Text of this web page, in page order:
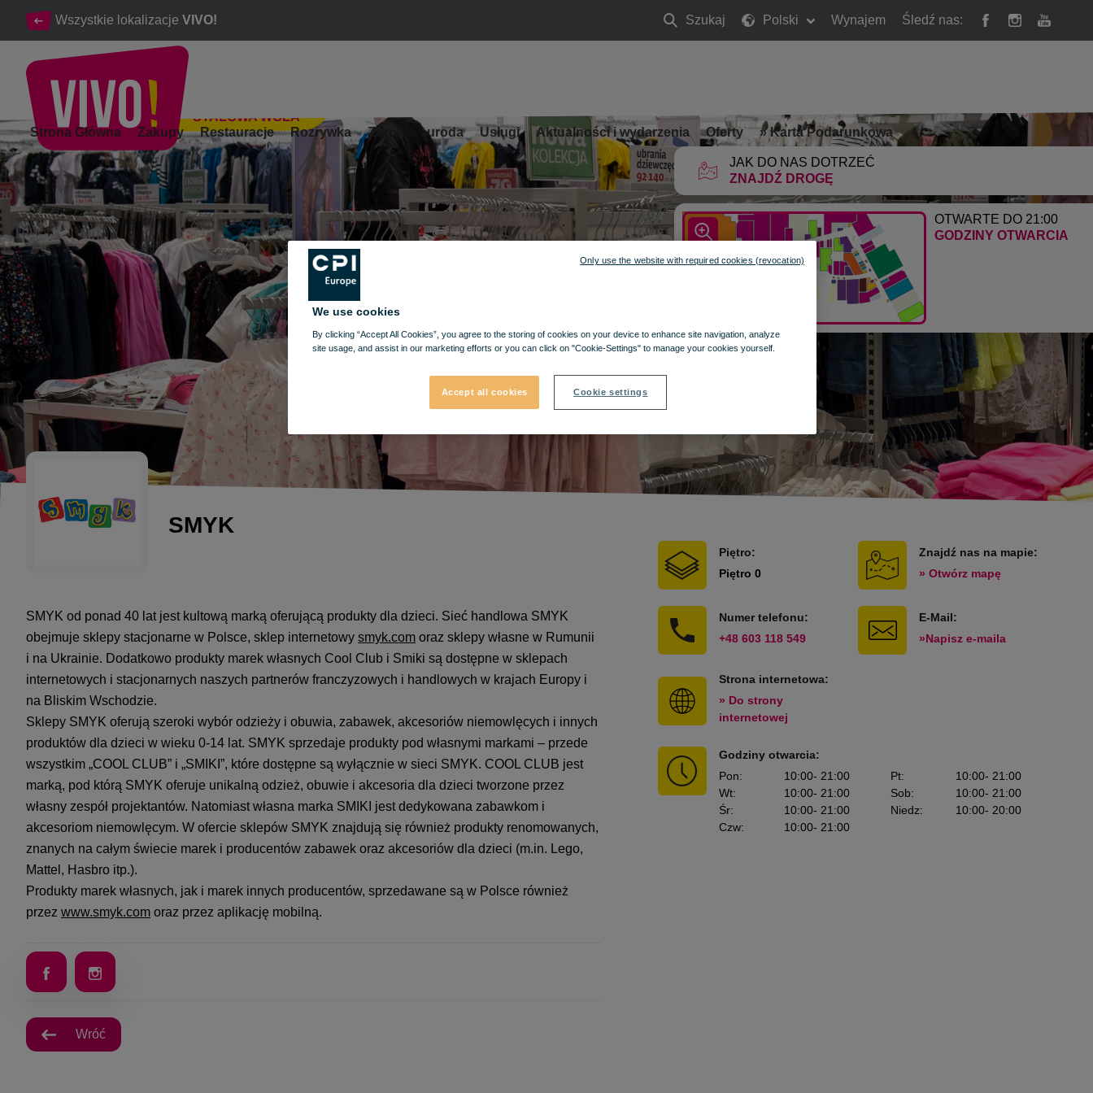
Wszystkie lokalizacje VIVO! Szukaj
Szukaj
Polski Wynajem Śledź nas:
JAK DO NAS DOTRZEĆ
ZNAJDŹ DROGĘ
OTWARTE DO 21:00
GODZINY OTWARCIA
Stalowa Wola
STALOWA WOLA
Strona Główna Zakupy Restauracje Rozrywka Zdrowie i uroda Usługi Aktualności i wydarzenia Oferty »Karta Podarunkowa
Zabawki i akcesoria dla dzieci | Artykuły szkolne
SMYK
SMYK od ponad 40 lat jest kultową marką oferującą produkty dla dzieci. Sieć handlowa SMYK
obejmuje sklepy stacjonarne w Polsce, sklep internetowy smyk.com oraz sklepy własne w Rumunii
i na Ukrainie. Dodatkowo produkty marek własnych Cool Club i Smiki są dostępne w sklepach
internetowych i stacjonarnych naszych partnerów franczyzowych i handlowych w krajach Europy i
na Bliskim Wschodzie.
Sklepy SMYK oferują szeroki wybór odzieży i obuwia, zabawek, akcesoriów niemowlęcych i innych
produktów dla dzieci w wieku 0-14 lat. SMYK sprzedaje produkty pod własnymi markami – przede
wszystkim „COOL CLUB” i „SMIKI”, które dostępne są wyłącznie w sieci SMYK. COOL CLUB jest
marką, pod którą SMYK oferuje unikalną odzież, obuwie i akcesoria dla dzieci tworzone przez
własny zespół projektantów. Natomiast własna marka SMIKI jest dedykowana zabawkom i
akcesoriom niemowlęcym. W ofercie sklepów SMYK znajdują się również produkty renomowanych,
znanych na całym świecie marek i producentów zabawek oraz akcesoriów dla dzieci (m.in. Lego,
Mattel, Hasbro itp.).
Produkty marek własnych, jak i marek innych producentów, sprzedawane są w Polsce również
przez www.smyk.com oraz przez aplikację mobilną.
Wróć
Piętro:
Piętro 0
Znajdź nas na mapie:
» Otwórz mapę
Numer telefonu:
+48 603 118 549
E-Mail:
»Napisz e-maila
Strona internetowa:
» Do strony
internetowej
Godziny otwarcia:
Pon: 10:00- 21:00
Wt: 10:00- 21:00
Śr: 10:00- 21:00
Czw: 10:00- 21:00
Pt: 10:00- 21:00
Sob: 10:00- 21:00
Niedz: 10:00- 20:00
We use cookies
By clicking “Accept All Cookies”, you agree to the storing of cookies on your device to enhance site navigation, analyze
site usage, and assist in our marketing efforts or you can click on "Cookie-Settings" to manage your cookies yourself.
Accept all cookies Cookie settings
Only use the website with required cookies (revocation)